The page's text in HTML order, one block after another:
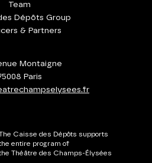
Team
Dépôts Group
& Partners
Montaigne
Paris
Caisse des Dépôts supports
entire program of
Théâtre des Champs-Élysées